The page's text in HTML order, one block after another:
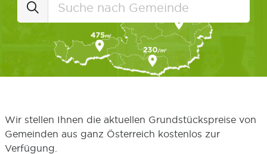
Wir stellen Ihnen die aktuellen Grundstückspreise von
Gemeinden aus ganz Österreich kostenlos zur
Verfügung.